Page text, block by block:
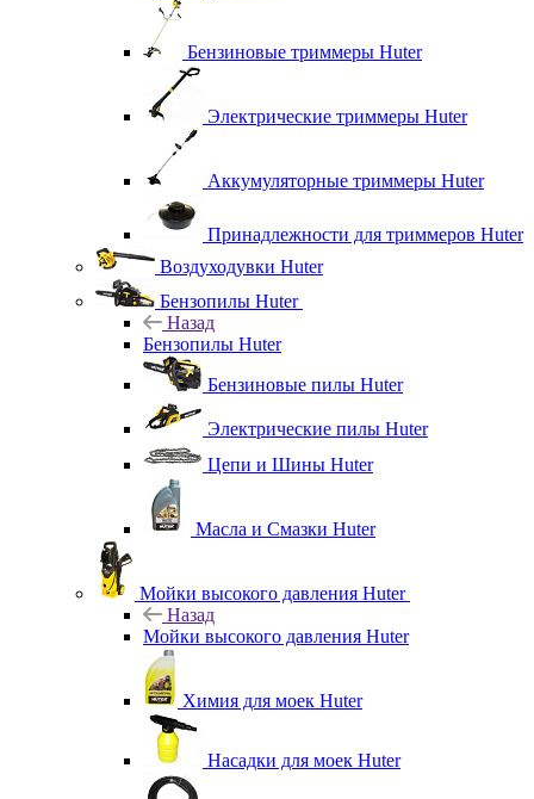
Бензиновые триммеры Huter
Электрические триммеры Huter
Аккумуляторные триммеры Huter
Принадлежности для триммеров Huter
Воздуходувки Huter
Бензопилы Huter
Назад
Бензопилы Huter
Бензиновые пилы Huter
Электрические пилы Huter
Цепи и Шины Huter
Масла и Смазки Huter
Мойки высокого давления Huter
Назад
Мойки высокого давления Huter
Химия для моек Huter
Насадки для моек Huter